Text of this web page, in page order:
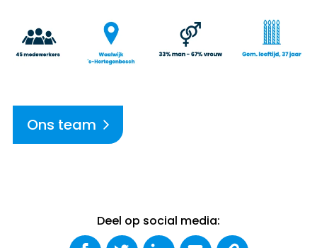
Ons team
Deel op social media: